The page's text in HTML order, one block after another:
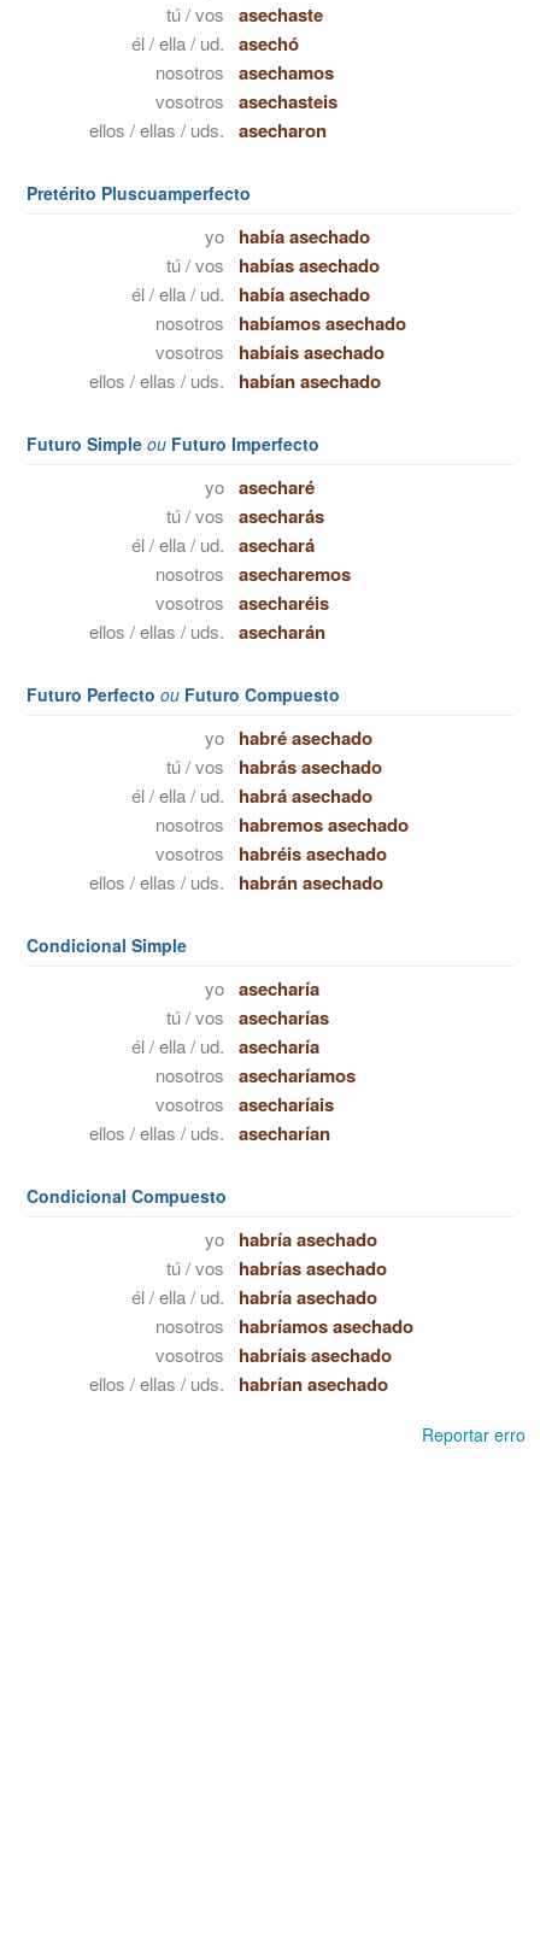
tú / vos asechaste
él / ella / ud. asechó
nosotros asechamos
vosotros asechasteis
ellos / ellas / uds. asecharon
Pretérito Pluscuamperfecto
yo había asechado
tú / vos habías asechado
él / ella / ud. había asechado
nosotros habíamos asechado
vosotros habíais asechado
ellos / ellas / uds. habían asechado
Futuro Simple ou Futuro Imperfecto
yo asecharé
tú / vos asecharás
él / ella / ud. asechará
nosotros asecharemos
vosotros asecharéis
ellos / ellas / uds. asecharán
Futuro Perfecto ou Futuro Compuesto
yo habré asechado
tú / vos habrás asechado
él / ella / ud. habrá asechado
nosotros habremos asechado
vosotros habréis asechado
ellos / ellas / uds. habrán asechado
Condicional Simple
yo asecharía
tú / vos asecharías
él / ella / ud. asecharía
nosotros asecharíamos
vosotros asecharíais
ellos / ellas / uds. asecharían
Condicional Compuesto
yo habría asechado
tú / vos habrías asechado
él / ella / ud. habría asechado
nosotros habríamos asechado
vosotros habríais asechado
ellos / ellas / uds. habrían asechado
Reportar erro